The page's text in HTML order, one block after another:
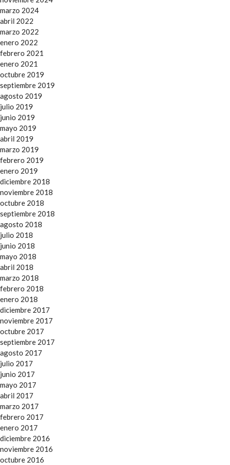
marzo 2024
abril 2022
marzo 2022
enero 2022
febrero 2021
enero 2021
octubre 2019
septiembre 2019
agosto 2019
julio 2019
junio 2019
mayo 2019
abril 2019
marzo 2019
febrero 2019
enero 2019
diciembre 2018
noviembre 2018
octubre 2018
septiembre 2018
agosto 2018
julio 2018
junio 2018
mayo 2018
abril 2018
marzo 2018
febrero 2018
enero 2018
diciembre 2017
noviembre 2017
octubre 2017
septiembre 2017
agosto 2017
julio 2017
junio 2017
mayo 2017
abril 2017
marzo 2017
febrero 2017
enero 2017
diciembre 2016
noviembre 2016
octubre 2016